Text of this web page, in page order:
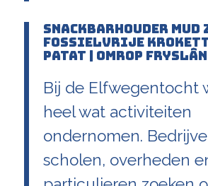
Snackbarhouder Mud
fossielvrije
patat | Omrop Fryslân
Bij de Elfwegentocht
heel wat activiteiten
ondernomen.
scholen, overheden